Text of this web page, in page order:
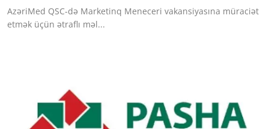
AzəriMed QSC-də Marketinq Meneceri vakansiyasına müraciət
etmək üçün ətraflı məl...